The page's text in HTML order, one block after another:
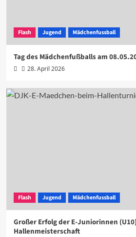
Flash Jugend Mädchenfussball
Tag des Mädchenfußballs am
28. April 2026
Flash Jugend Mädchenfussball
Großer Erfolg der E-Juniorinnen
Hallenmeisterschaft